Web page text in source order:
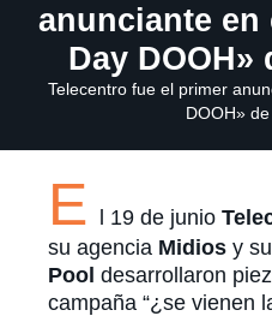
anunciante en
Day DOOH»
Telecentro fue el primer
DOOH»
E l 19 de junio
su agencia Midios y
Pool desarrollaron
campaña “¿se vienen